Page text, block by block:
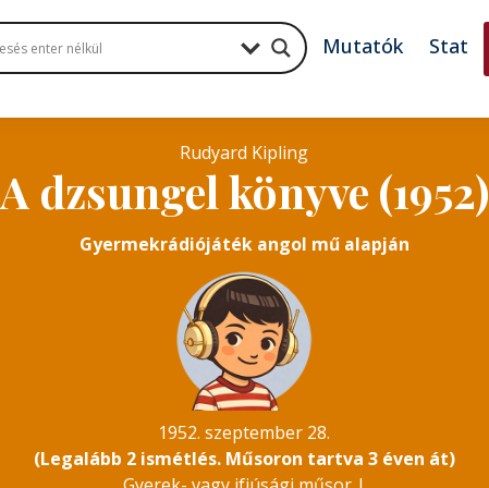
Mutatók Stat
Rudyard Kipling
A dzsungel könyve (1952)
Gyermekrádiójáték angol mű alapján
1952. szeptember 28.
(Legalább 2 ismétlés. Műsoron tartva 3 éven át)